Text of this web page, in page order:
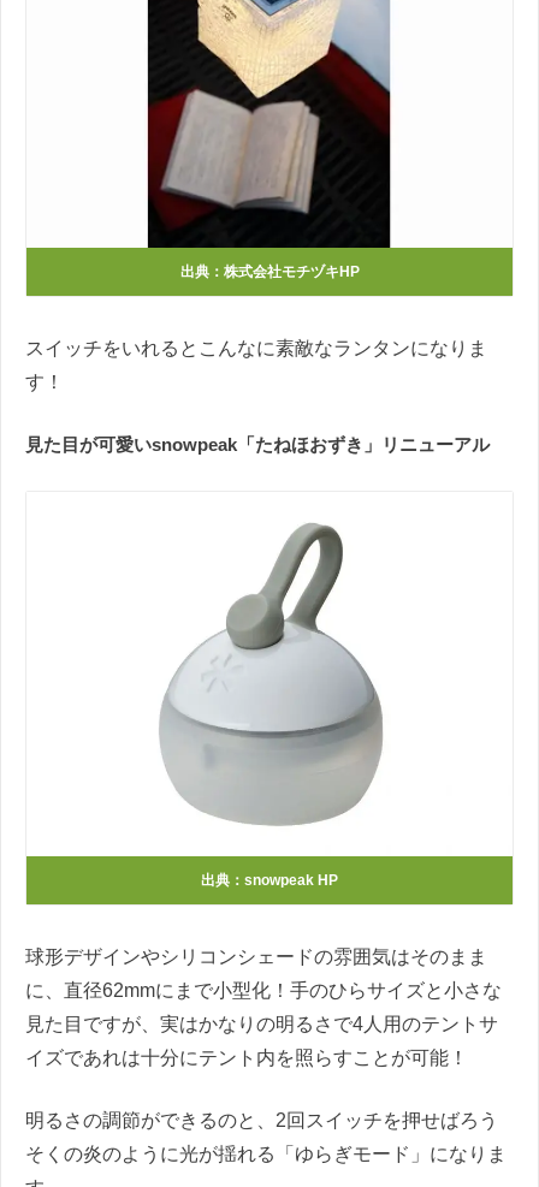
出典：株式会社モチヅキHP
スイッチをいれるとこんなに素敵なランタンになりま
す！
見た目が可愛いsnowpeak「たねほおずき」リニューアル
出典：snowpeak HP
球形デザインやシリコンシェードの雰囲気はそのまま
に、直径62mmにまで小型化！手のひらサイズと小さな
見た目ですが、実はかなりの明るさで4人用のテントサ
イズであれは十分にテント内を照らすことが可能！
明るさの調節ができるのと、2回スイッチを押せばろう
そくの炎のように光が揺れる「ゆらぎモード」になりま